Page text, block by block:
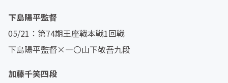
下島陽平監督
05/21：第74期王座戦本戦1回戦
下島陽平監督×―〇山下敬吾九段
加藤千笑四段